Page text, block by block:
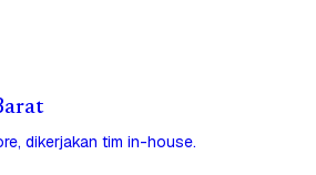
dikerjakan tim in-house.